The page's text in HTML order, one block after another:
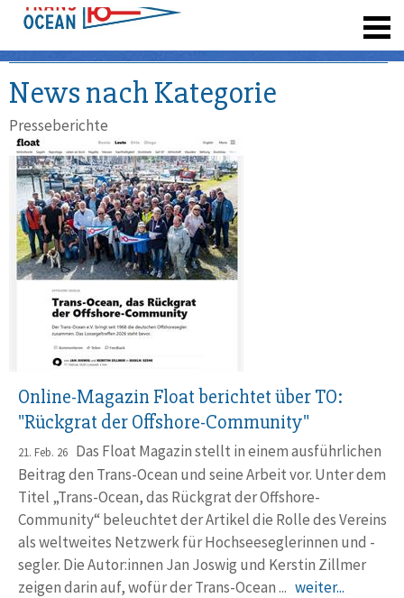
News nach Kategorie
Presseberichte
Online-Magazin Float berichtet über TO:
"Rückgrat der Offshore-Community"
21. Feb. 26 Das Float Magazin stellt in einem ausführ­lichen
Beitrag den Trans-Ocean und seine Arbeit vor. Unter dem
Titel „Trans-Ocean, das Rückgrat der Offshore-
Community“ beleuchtet der Artikel die Rolle des Vereins
als welt­weites Netzwerk für Hochsee­seg­lerinnen und -
segler. Die Autor:innen Jan Joswig und Kerstin Zillmer
zeigen darin auf, wofür der Trans-Ocean ... weiter...